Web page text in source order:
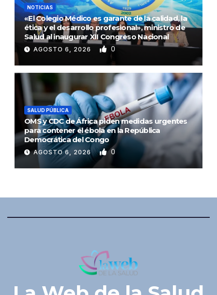
NOTICIAS
«El Colegio Médico es garante de la calidad, la
ética y el desarrollo profesional», ministro de
Salud al inaugurar XII Congreso Nacional
AGOSTO 6, 2026 0
SALUD PÚBLICA
OMS y CDC de África piden medidas urgentes
para contener el ébola en la República
Democrática del Congo
AGOSTO 6, 2026 0